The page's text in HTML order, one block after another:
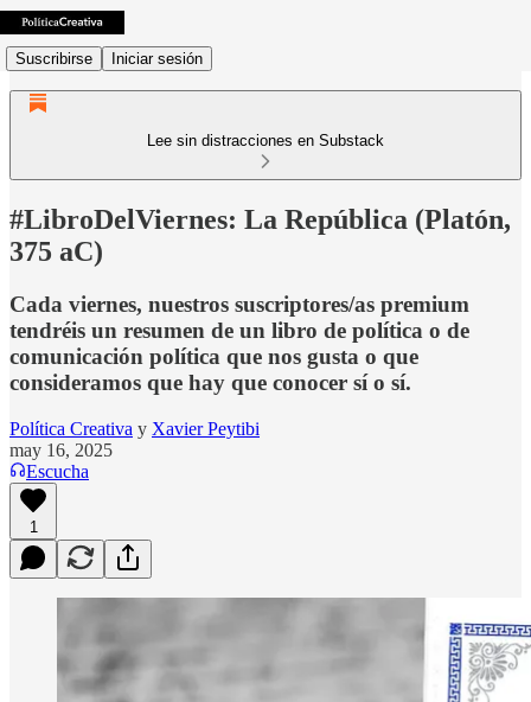
Suscribirse Iniciar sesión
Lee sin distracciones en Substack
#LibroDelViernes: La República (Platón,
375 aC)
Cada viernes, nuestros suscriptores/as premium
tendréis un resumen de un libro de política o de
comunicación política que nos gusta o que
consideramos que hay que conocer sí o sí.
Política Creativa y Xavier Peytibi
may 16, 2025
Escucha
1